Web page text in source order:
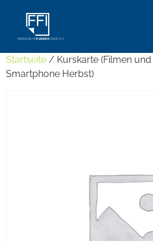
Startseite / Kurskarte (Filmen
Smartphone Herbst)